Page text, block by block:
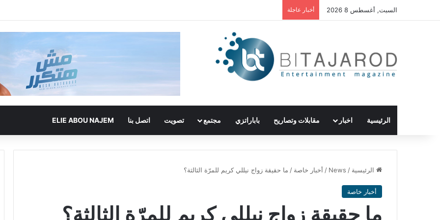
السبت, أغسطس 8 2026 أخبار عاجلة
الرئيسية اخبار مقابلات وتصاريح باباراتزي مجتمع تصويت اتصل بنا ELIE ABOU NAJEM
الرئيسية /
News
/ أخبار خاصة / ما حقيقة زواج نيللي كريم للمرّة الثالثة؟
أخبار خاصة
ما حقيقة زواج نيللي كريم للمرّة الثالثة؟